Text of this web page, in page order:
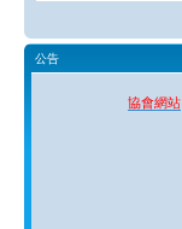
公告
協會網站